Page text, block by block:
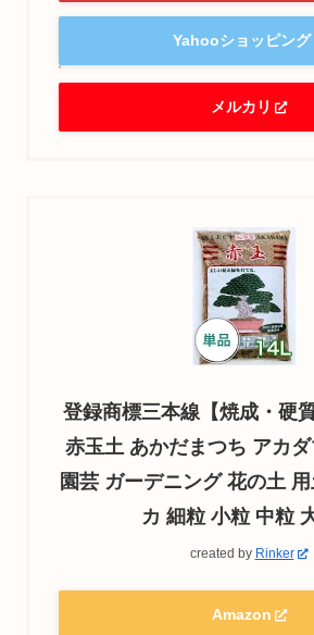
Yahooショッピング
メルカリ
登録商標三本線【焼成・硬
赤玉土 あかだまつち アカ
園芸 ガーデニング 花の土
カ 細粒 小粒 中粒
created by Rinker
Amazon